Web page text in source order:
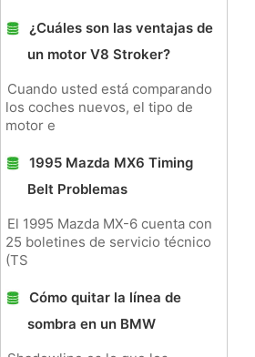
¿Cuáles son las ventajas de
un motor V8 Stroker?
Cuando usted está comparando
los coches nuevos, el tipo de
motor e
1995 Mazda MX6 Timing
Belt Problemas
El 1995 Mazda MX-6 cuenta con
25 boletines de servicio técnico
(TS
Cómo quitar la línea de
sombra en un BMW